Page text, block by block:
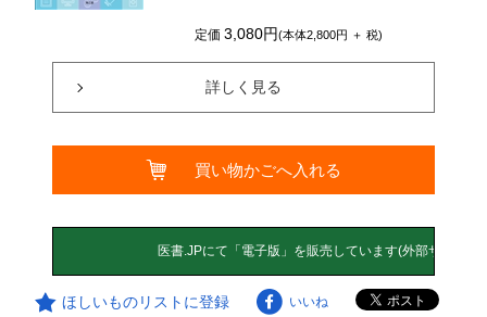
定価3,080円(本体2,800円 ＋ 税)
詳しく見る
買い物かごへ入れる
ほしいものリストに登録 いいね